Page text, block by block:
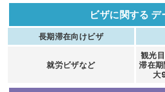
ビザに関する デ
長期滞在向けビザ
就労ビザなど
観光
滞在
大